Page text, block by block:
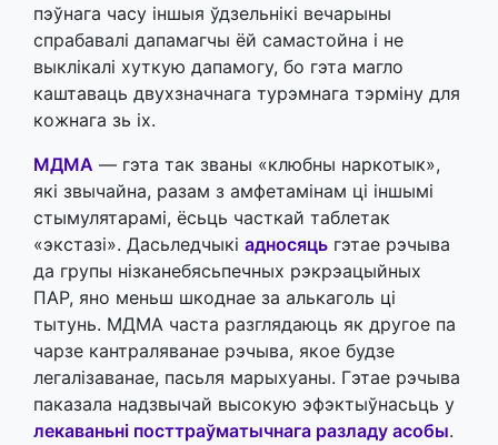
пэўнага часу іншыя ўдзельнікі вечарыны
спрабавалі дапамагчы ёй самастойна і не
выклікалі хуткую дапамогу, бо гэта магло
каштаваць двухзначнага турэмнага тэрміну для
кожнага зь іх.
МДМА — гэта так званы «клюбны наркотык»,
які звычайна, разам з амфетамінам ці іншымі
стымулятарамі, ёсьць часткай таблетак
«экстазі». Дасьледчыкі адносяць гэтае рэчыва
да групы нізканебясьпечных рэкрэацыйных
ПАР, яно меньш шкоднае за алькаголь ці
тытунь. МДМА часта разглядаюць як другое па
чарзе кантраляванае рэчыва, якое будзе
легалізаванае, пасьля марыхуаны. Гэтае рэчыва
паказала надзвычай высокую эфэктыўнасьць у
лекаваньні посттраўматычнага разладу асобы.